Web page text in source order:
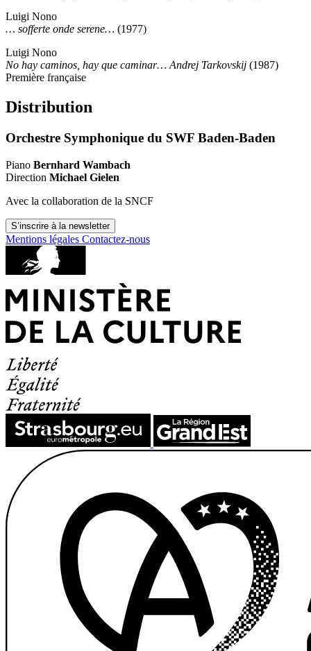
Luigi Nono
… sofferte onde serene… (1977)
Luigi Nono
No hay caminos, hay que caminar… Andrej Tarkovskij (1987)
Première française
Distribution
Orchestre Symphonique du SWF Baden-Baden
Piano Bernhard Wambach
Direction Michael Gielen
Avec la collaboration de la SNCF
S’inscrire à la newsletter
Mentions légales Contactez-nous